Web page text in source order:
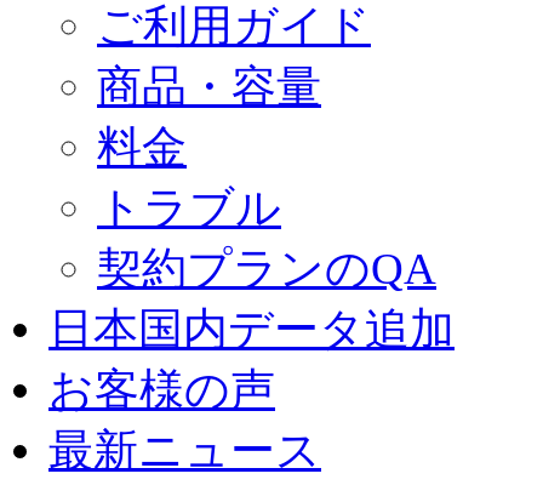
ご利用ガイド
商品・容量
料金
トラブル
契約プランのQA
日本国内データ追加
お客様の声
最新ニュース